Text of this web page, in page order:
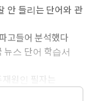
안 들리는 단어와 관
고들어 분석했다
뉴스 단어 학습서
원인 필자는
현실에서 이 저서를